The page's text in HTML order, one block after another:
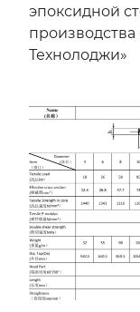
эпоксидной
Технолоджи»